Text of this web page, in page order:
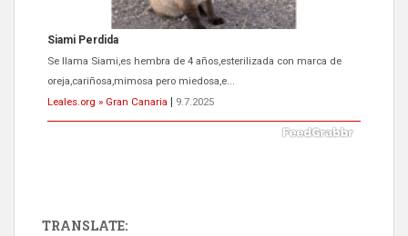
Siami Perdida
Se llama Siami,es hembra de 4 años,esterilizada con marca de
oreja,cariñosa,mimosa pero miedosa,e...
Leales.org » Gran Canaria
9.7.2025
TRANSLATE: